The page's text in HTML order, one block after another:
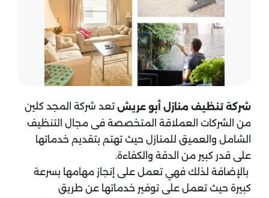
شركة تنظيف منازل أبو عريش تعد شركة المجد كلين
من الشركات العملاقة المتخصصة فى مجال التنظيف
الشامل والعميق للمنازل حيث تهتم بتقديم خدماتها
على قدر كبير من الدقة والكفاءة.
بالإضافة لذلك فهي تعمل على إنجاز مهامها بسرعة
كبيرة حيث تعمل على توفير خدماتها عن طريق